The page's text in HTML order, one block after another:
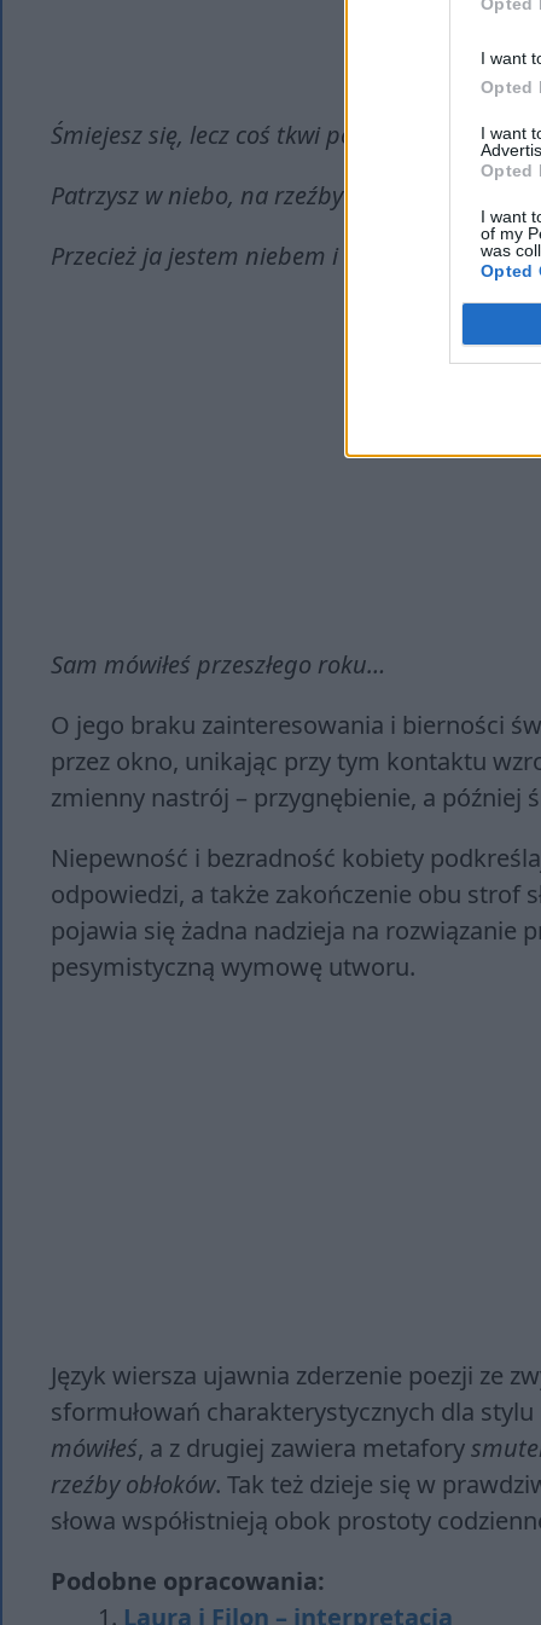
I want
Opted
I want
Opted
I want
of my
was
Opted
Śmiejesz się, lecz coś tkwi poza tem.
Patrzysz w niebo, na rzeźby obłoków…
Przecież ja jestem niebem i światem?
Sam mówiłeś przeszłego roku…
O jego braku zainteresowania i bierności
przez okno, unikając przy tym kontaktu
zmienny nastrój – przygnębienie, a później
Niepewność i bezradność kobiety
odpowiedzi, a także zakończenie obu strof
pojawia się żadna nadzieja na rozwiązanie
pesymistyczną wymowę utworu.
Język wiersza ujawnia zderzenie poezji ze
sformułowań charakterystycznych dla
mówiłeś, a z drugiej zawiera metafory
rzeźby obłoków. Tak też dzieje się w
słowa współistnieją obok prostoty
Podobne opracowania:
Laura i Filon – interpretacja